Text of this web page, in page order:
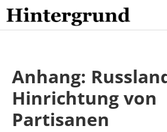
Skip
to
content
Anhang:
Hinrichtung von
Partisanen